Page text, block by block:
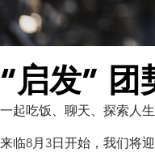
“启发” 团
一起吃饭、聊天、探索人生
来临8月3日开始，我们将